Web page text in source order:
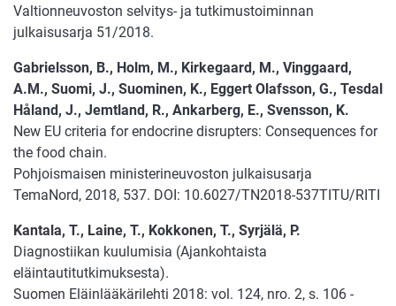
Valtionneuvoston selvitys- ja tutkimustoiminnan
julkaisusarja 51/2018.
Gabrielsson, B., Holm, M., Kirkegaard, M., Vinggaard,
A.M., Suomi, J., Suominen, K., Eggert Olafsson, G., Tesdal
Håland, J., Jemtland, R., Ankarberg, E., Svensson, K.
New EU criteria for endocrine disrupters: Consequences for
the food chain.
Pohjoismaisen ministerineuvoston julkaisusarja
TemaNord, 2018, 537. DOI: 10.6027/TN2018-537TITU/RITI
Kantala, T., Laine, T., Kokkonen, T., Syrjälä, P.
Diagnostiikan kuulumisia (Ajankohtaista
eläintautitutkimuksesta).
Suomen Eläinlääkärilehti 2018: vol. 124, nro. 2, s. 106 -